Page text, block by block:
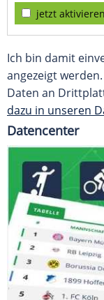
jetzt aktivieren
Ich bin damit
angezeigt
Daten an
dazu in unseren
Datencenter